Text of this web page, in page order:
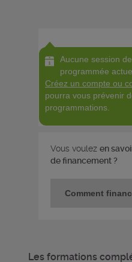
Aucune session
programmée
Créez un compte ou
pourra vous prévenir
programmations.
Vous voulez en
de financement ?
Comment
Les formations